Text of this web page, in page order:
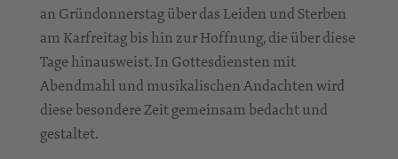
an Gründonnerstag über das Leiden und Sterben
am Karfreitag bis hin zur Hoffnung, die über diese
Tage hinausweist. In Gottesdiensten mit
Abendmahl und musikalischen Andachten wird
diese besondere Zeit gemeinsam bedacht und
gestaltet.